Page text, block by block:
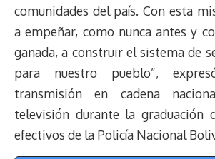
comunidades del país. Con esta
a empeñar, como nunca antes y
ganada, a construir el sistema de
para nuestro pueblo”,
transmisión en cadena
televisión durante la graduación
efectivos de la Policía Nacional